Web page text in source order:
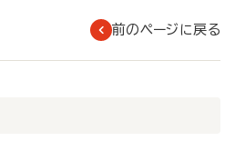
前のページに戻る